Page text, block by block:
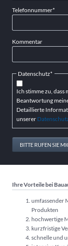
Pflichtfeld
Telefonnummer*
Kommentar
Pflichtfeld
Datenschutz*
Ich stimme zu,
Beantwortung
Detaillierte
unserer
BITTE RUFEN SIE
Ihre Vorteile bei
umfassender
Produkten
hochwertige
kurzfristige
schnelle und